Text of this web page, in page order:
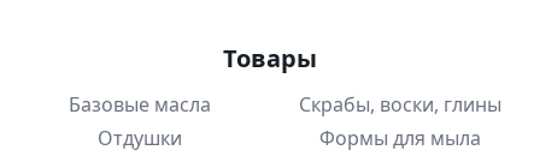
Товары
Базовые масла
Отдушки
Скрабы, воски, глины
Формы для мыла